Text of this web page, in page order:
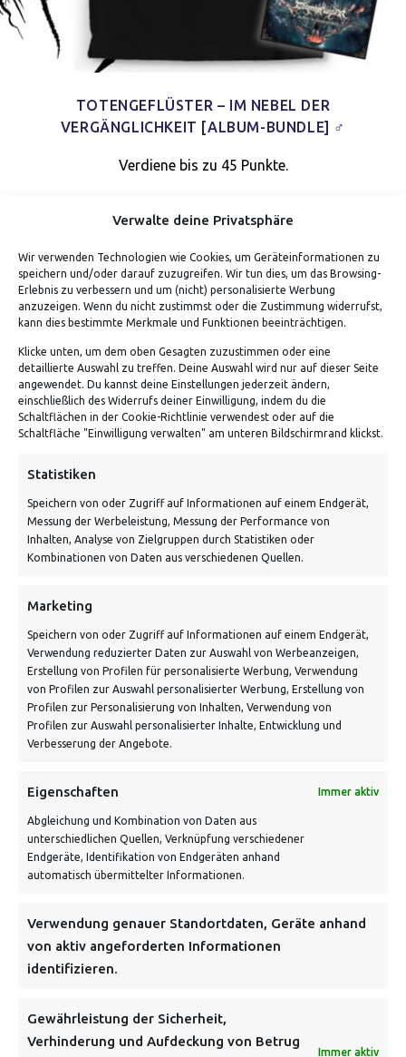
Verwalte deine Privatsphäre
Wir verwenden Technologien wie Cookies, um Geräteinformationen zu
speichern und/oder darauf zuzugreifen. Wir tun dies, um das Browsing-
Erlebnis zu verbessern und um (nicht) personalisierte Werbung
anzuzeigen. Wenn du nicht zustimmst oder die Zustimmung widerrufst,
kann dies bestimmte Merkmale und Funktionen beeinträchtigen.
Klicke unten, um dem oben Gesagten zuzustimmen oder eine
detaillierte Auswahl zu treffen. Deine Auswahl wird nur auf dieser Seite
angewendet. Du kannst deine Einstellungen jederzeit ändern,
einschließlich des Widerrufs deiner Einwilligung, indem du die
Schaltflächen in der Cookie-Richtlinie verwendest oder auf die
Schaltfläche "Einwilligung verwalten" am unteren Bildschirmrand klickst.
Statistiken
Speichern von oder Zugriff auf Informationen auf einem Endgerät,
Messung der Werbeleistung, Messung der Performance von
Inhalten, Analyse von Zielgruppen durch Statistiken oder
Kombinationen von Daten aus verschiedenen Quellen.
Marketing
Speichern von oder Zugriff auf Informationen auf einem Endgerät,
Verwendung reduzierter Daten zur Auswahl von Werbeanzeigen,
Erstellung von Profilen für personalisierte Werbung, Verwendung
von Profilen zur Auswahl personalisierter Werbung, Erstellung von
Profilen zur Personalisierung von Inhalten, Verwendung von
Profilen zur Auswahl personalisierter Inhalte, Entwicklung und
Verbesserung der Angebote.
Eigenschaften Immer aktiv
Abgleichung und Kombination von Daten aus
unterschiedlichen Quellen, Verknüpfung verschiedener
Endgeräte, Identifikation von Endgeräten anhand
automatisch übermittelter Informationen.
Verwendung genauer Standortdaten, Geräte anhand
von aktiv angeforderten Informationen
identifizieren.
Gewährleistung der Sicherheit,
Verhinderung und Aufdeckung von Betrug
Immer aktiv
TOTENGEFLÜSTER – IM NEBEL DER
VERGÄNGLICHKEIT [ALBUM-BUNDLE] ♂
Verdiene bis zu 45 Punkte.
ADRESSE
Von Tiling GmbH
Kontakt: Mo - Fr von 10:00 bis 18:00 Uhr
info@vontiling.de
VERSANDKOSTENHINWEIS:
NEWSLETTER
Danke, deine Registrierung war erfolgreich! Bitte prüfe
FOLGE UNS